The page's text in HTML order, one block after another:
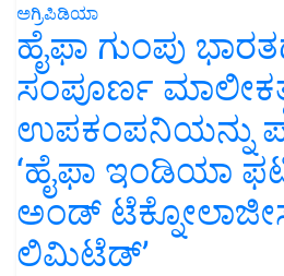
ಅಗ್ರಿಪಿಡಿಯಾ
ಹೈಫಾ ಗುಂಪು
ಸಂಪೂರ್ಣ
ಉಪಕಂಪನಿಯನ್ನು
‘ಹೈಫಾ ಇಂಡಿಯಾ
ಅಂಡ್
ಲಿಮಿಟೆಡ್’